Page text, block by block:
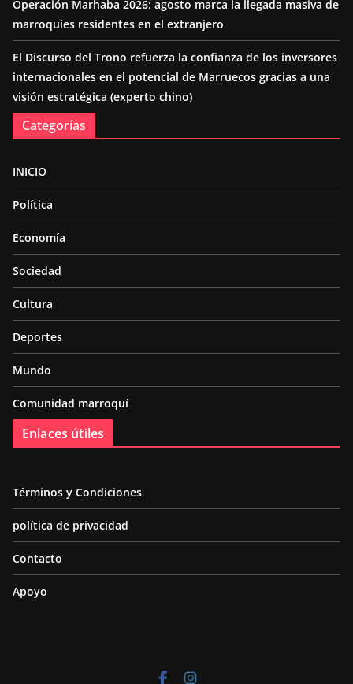
Operación Marhaba 2026: agosto marca la llegada masiva de
marroquíes residentes en el extranjero
El Discurso del Trono refuerza la confianza de los inversores
internacionales en el potencial de Marruecos gracias a una
visión estratégica (experto chino)
Categorías
INICIO
Política
Economía
Sociedad
Cultura
Deportes
Mundo
Comunidad marroquí
Enlaces útiles
Términos y Condiciones
política de privacidad
Contacto
Apoyo